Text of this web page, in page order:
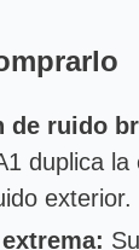
de ruido
duplica la
exterior.
Su